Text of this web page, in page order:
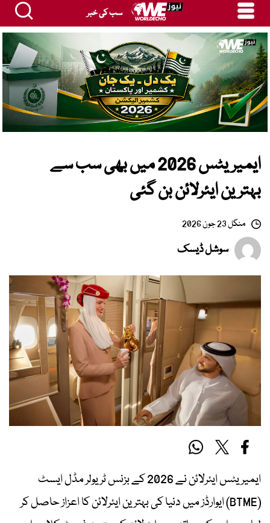
سب کی خبر
ایمیریٹس 2026 میں بھی سب سے
بہترین ایئرلائن بن گئی
منگل 23 جون 2026
سوشل ڈیسک
ایمیریٹس ایئرلائن نے 2026 کے بزنس ٹریولر مڈل ایسٹ
(BTME) ایوارڈز میں دنیا کی بہترین ایئرلائن کا اعزاز حاصل کر